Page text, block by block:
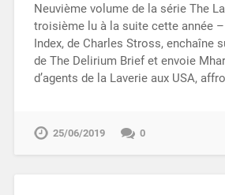
Neuvième volume de la série The
troisième lu à la suite cette année
Index, de Charles Stross, enchaîne
de The Delirium Brief et envoie
d’agents de la Laverie aux USA,
25/06/2019 0